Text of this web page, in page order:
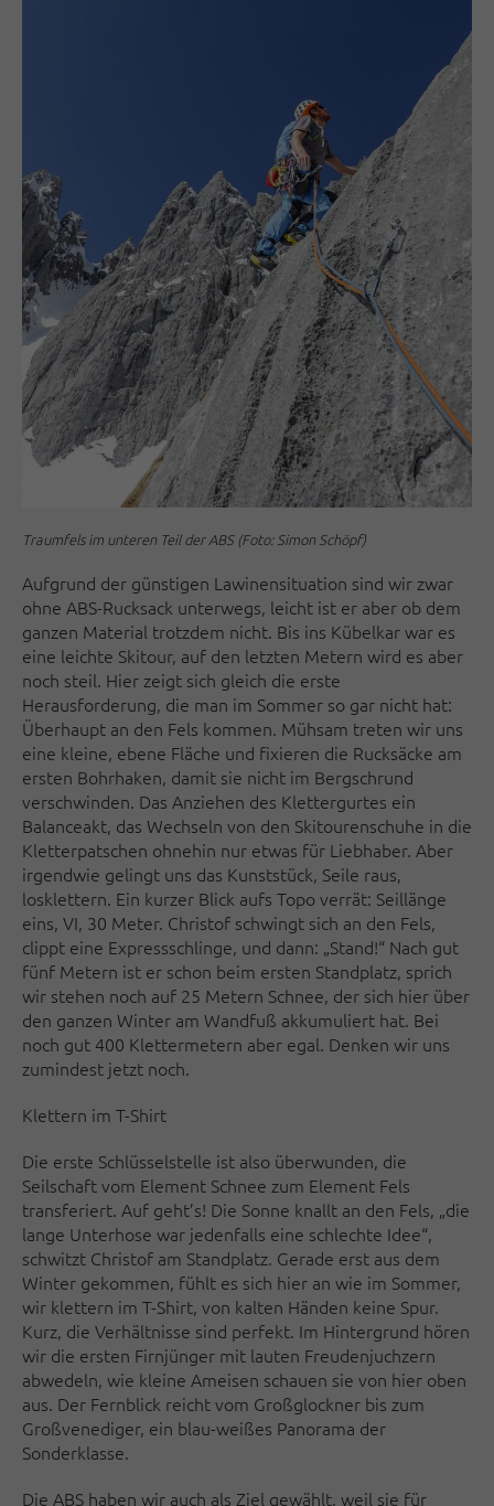
Traumfels im unteren Teil der ABS (Foto: Simon Schöpf)
Aufgrund der günstigen Lawinensituation sind wir zwar
ohne ABS-Rucksack unterwegs, leicht ist er aber ob dem
ganzen Material trotzdem nicht. Bis ins Kübelkar war es
eine leichte Skitour, auf den letzten Metern wird es aber
noch steil. Hier zeigt sich gleich die erste
Herausforderung, die man im Sommer so gar nicht hat:
Überhaupt an den Fels kommen. Mühsam treten wir uns
eine kleine, ebene Fläche und fixieren die Rucksäcke am
ersten Bohrhaken, damit sie nicht im Bergschrund
verschwinden. Das Anziehen des Klettergurtes ein
Balanceakt, das Wechseln von den Skitourenschuhe in die
Kletterpatschen ohnehin nur etwas für Liebhaber. Aber
irgendwie gelingt uns das Kunststück, Seile raus,
losklettern. Ein kurzer Blick aufs Topo verrät: Seillänge
eins, VI, 30 Meter. Christof schwingt sich an den Fels,
clippt eine Expressschlinge, und dann: „Stand!“ Nach gut
fünf Metern ist er schon beim ersten Standplatz, sprich
wir stehen noch auf 25 Metern Schnee, der sich hier über
den ganzen Winter am Wandfuß akkumuliert hat. Bei
noch gut 400 Klettermetern aber egal. Denken wir uns
zumindest jetzt noch.
Klettern im T-Shirt
Die erste Schlüsselstelle ist also überwunden, die
Seilschaft vom Element Schnee zum Element Fels
transferiert. Auf geht’s! Die Sonne knallt an den Fels, „die
lange Unterhose war jedenfalls eine schlechte Idee“,
schwitzt Christof am Standplatz. Gerade erst aus dem
Winter gekommen, fühlt es sich hier an wie im Sommer,
wir klettern im T-Shirt, von kalten Händen keine Spur.
Kurz, die Verhältnisse sind perfekt. Im Hintergrund hören
wir die ersten Firnjünger mit lauten Freudenjuchzern
abwedeln, wie kleine Ameisen schauen sie von hier oben
aus. Der Fernblick reicht vom Großglockner bis zum
Großvenediger, ein blau-weißes Panorama der
Sonderklasse.
Die ABS haben wir auch als Ziel gewählt, weil sie für